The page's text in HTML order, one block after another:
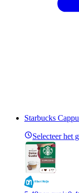
Starbucks
Selecteer het